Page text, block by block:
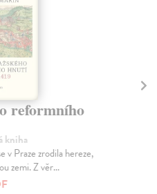
reformního
kniha
v Praze zrodila hereze,
zemi. Z věr...